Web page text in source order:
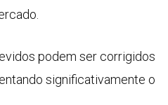
podem ser corrigidos
significativamente o